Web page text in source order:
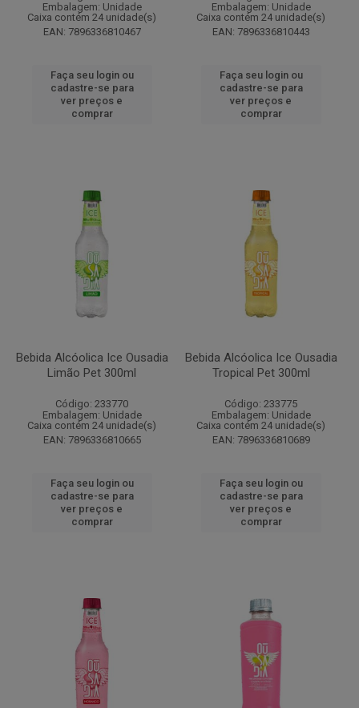
Embalagem: Unidade
Caixa contém 24 unidade(s)
EAN: 7896336810467
Faça seu login ou
cadastre-se para
ver preços e
comprar
Embalagem: Unidade
Caixa contém 24 unidade(s)
EAN: 7896336810443
Faça seu login ou
cadastre-se para
ver preços e
comprar
Bebida Alcóolica Ice Ousadia
Limão Pet 300ml
Código: 233770
Embalagem: Unidade
Caixa contém 24 unidade(s)
EAN: 7896336810665
Faça seu login ou
cadastre-se para
ver preços e
comprar
Bebida Alcóolica Ice Ousadia
Tropical Pet 300ml
Código: 233775
Embalagem: Unidade
Caixa contém 24 unidade(s)
EAN: 7896336810689
Faça seu login ou
cadastre-se para
ver preços e
comprar